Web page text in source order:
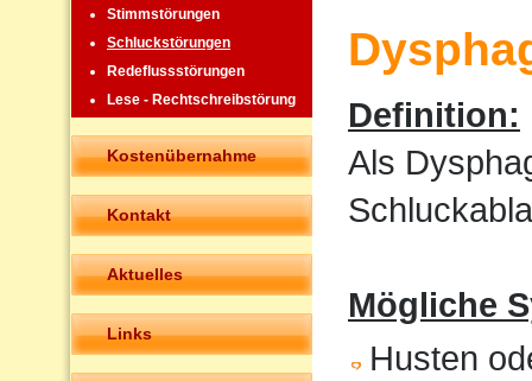
Stimmstörungen
Schluckstörungen
Redeflussstörungen
Lese - Rechtschreibstörung
Kostenübernahme
Kontakt
Aktuelles
Links
Definition:
Als
Mögliche
Husten